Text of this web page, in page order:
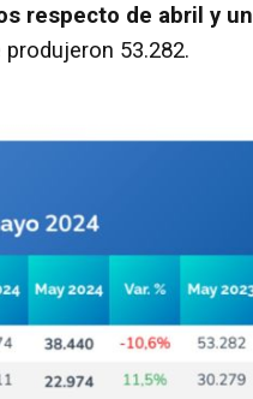
respecto de abril y
53.282.